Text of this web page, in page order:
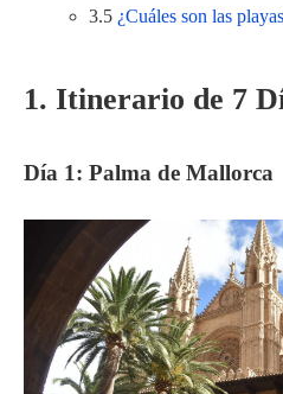
3.5 ¿Cuáles son las
1. Itinerario de 7
Día 1: Palma de Mallorca